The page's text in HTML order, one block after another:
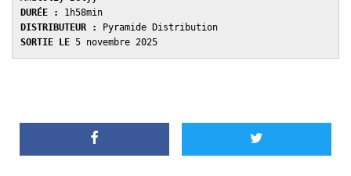
DURÉE : 1h58min
DISTRIBUTEUR : Pyramide Distribution
SORTIE LE 5 novembre 2025